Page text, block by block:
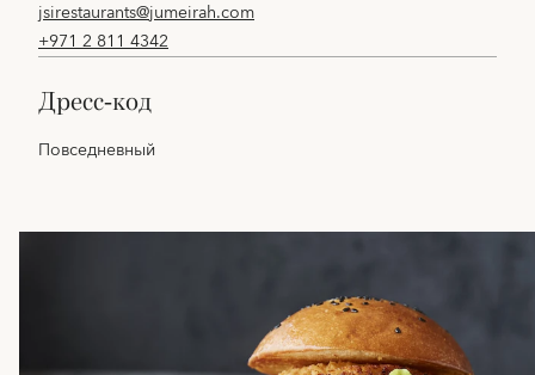
jsirestaurants@jumeirah.com
+971 2 811 4342
дресс-код
Повседневный